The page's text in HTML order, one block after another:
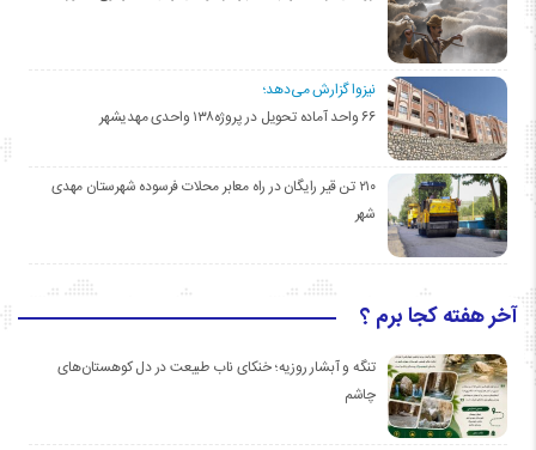
نیزوا گزارش می‌دهد؛
۶۶ واحد آماده تحویل در پروژه۱۳۸ واحدی مهدیشهر
۲۱۰ تن قیر رایگان در راه معابر محلات فرسوده شهرستان مهدی
شهر
آخر هفته کجا برم ؟
تنگه و آبشار روزیه؛ خنکای ناب طبیعت در دل کوهستان‌های
چاشم